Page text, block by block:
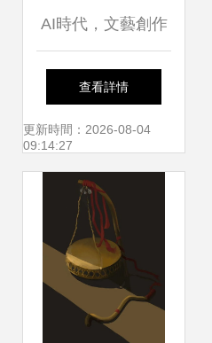
AI時代，文藝創作
如何守住人的溫度
文化經紀人的新使
命
查看詳情
更新時間：2026-08-04
09:14:27